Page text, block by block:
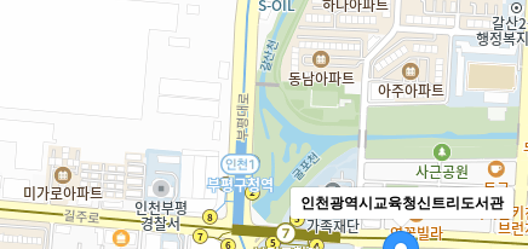
인천광역시교육청신트리도서관